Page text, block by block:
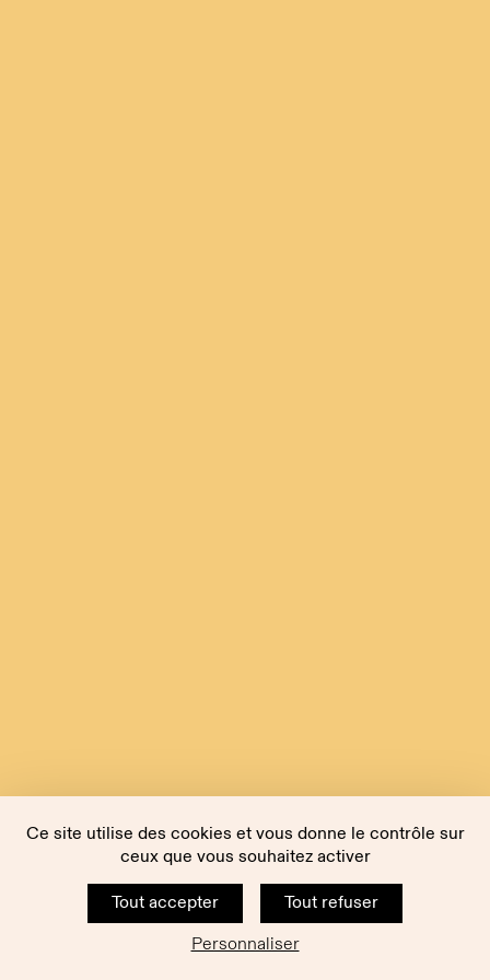
Ce site utilise des cookies et vous donne le contrôle sur
ceux que vous souhaitez activer
Tout accepter
Tout refuser
Personnaliser